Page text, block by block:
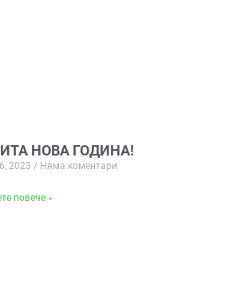
НОВА ГОДИНА!
2023 Няма коментари
повече »